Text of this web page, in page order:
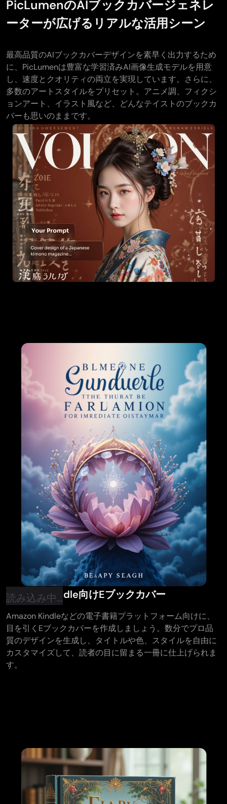
PicLumenのAIブックカバージェネレ
ーターが広げるリアルな活用シーン
最高品質のAIブックカバーデザインを素早く出力するため
に、PicLumenは豊富な学習済みAI画像生成モデルを用意
し、速度とクオリティの両立を実現しています。さらに、
多数のアートスタイルをプリセット。アニメ調、フィクシ
ョンアート、イラスト風など、どんなテイストのブックカ
バーも思いのままです。
読み込み中...
Amazon Kindle向けEブックカバー
Amazon Kindleなどの電子書籍プラットフォーム向けに、
目を引くEブックカバーを作成しましょう。数分でプロ品
質のデザインを生成し、タイトルや色、スタイルを自由に
カスタマイズして、読者の目に留まる一冊に仕上げられま
す。